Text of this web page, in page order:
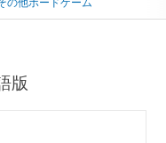
の他ボードゲーム
版